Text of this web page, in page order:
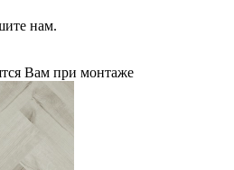
нам.
Вам при монтаже